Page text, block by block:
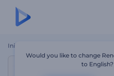
Inicio
Would you like to change
to English?